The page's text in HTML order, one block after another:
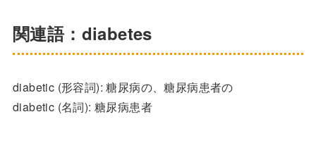
関連語：diabetes
diabetic (形容詞): 糖尿病の、糖尿病患者の
diabetic (名詞): 糖尿病患者